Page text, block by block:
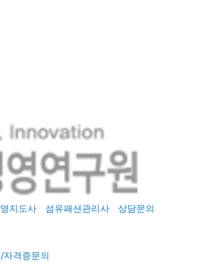
지도사 섬유패션관리사 상담문의
자격증문의